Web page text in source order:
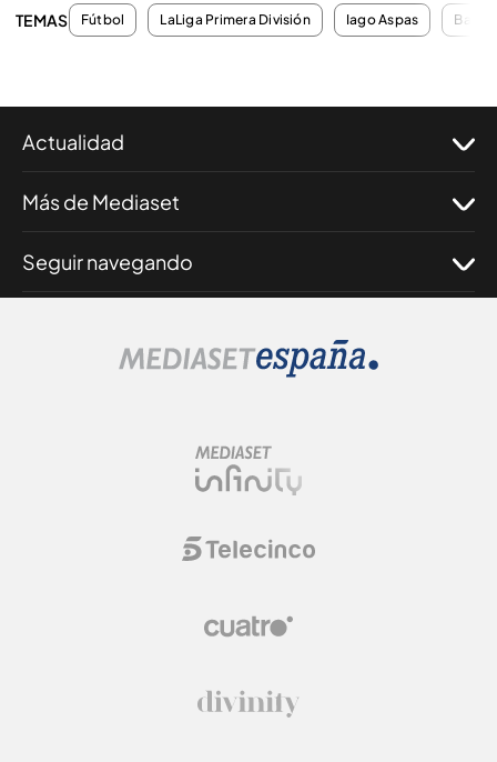
TEMAS Fútbol LaLiga Primera División Iago Aspas
Actualidad
Más de Mediaset
Seguir navegando